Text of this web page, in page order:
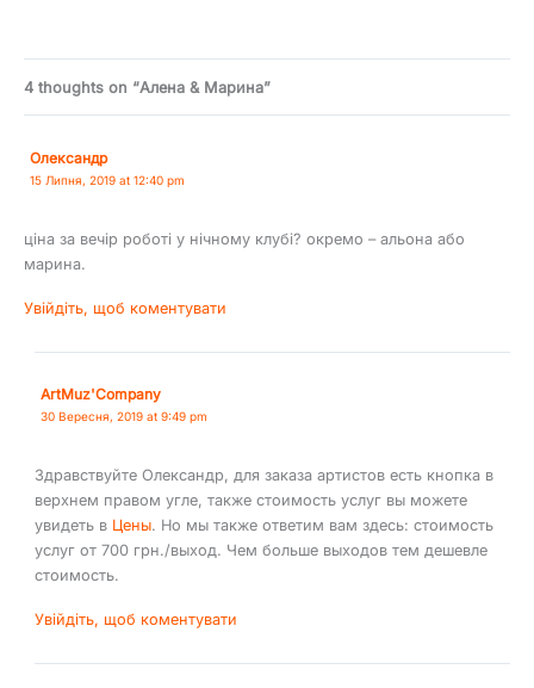
4 thoughts on “Алена & Марина”
Олександр
15 Липня, 2019 at 12:40 pm
ціна за вечір роботі у нічному клубі? окремо – альона або
марина.
Увійдіть, щоб коментувати
ArtMuz'Company
30 Вересня, 2019 at 9:49 pm
Здравствуйте Олександр, для заказа артистов есть кнопка в
верхнем правом угле, также стоимость услуг вы можете
увидеть в Цены. Но мы также ответим вам здесь: стоимость
услуг от 700 грн./выход. Чем больше выходов тем дешевле
стоимость.
Увійдіть, щоб коментувати